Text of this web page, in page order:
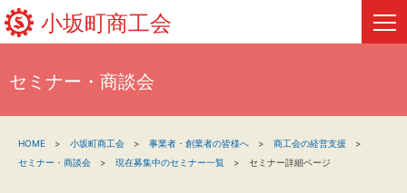
小坂町商工会
新着情報
セミナー・商談会
HOME 小坂町商工会 事業者・創業者の皆様へ
商工会の経営支援
セミナー・商談会
現在募集中のセミナー一覧 セミナー詳細ページ